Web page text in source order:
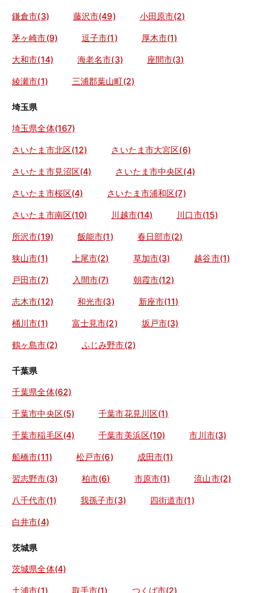
鎌倉市(3) 藤沢市(49) 小田原市(2)
茅ヶ崎市(9) 逗子市(1) 厚木市(1)
大和市(14) 海老名市(3) 座間市(3)
綾瀬市(1) 三浦郡葉山町(2)
埼玉県
埼玉県全体(167)
さいたま市北区(12) さいたま市大宮区(6)
さいたま市見沼区(4) さいたま市中央区(4)
さいたま市桜区(4) さいたま市浦和区(7)
さいたま市南区(10) 川越市(14) 川口市(15)
所沢市(19) 飯能市(1) 春日部市(2)
狭山市(1) 上尾市(2) 草加市(3) 越谷市(1)
戸田市(7) 入間市(7) 朝霞市(12)
志木市(12) 和光市(3) 新座市(11)
桶川市(1) 富士見市(2) 坂戸市(3)
鶴ヶ島市(2) ふじみ野市(2)
千葉県
千葉県全体(62)
千葉市中央区(5) 千葉市花見川区(1)
千葉市稲毛区(4) 千葉市美浜区(10) 市川市(3)
船橋市(11) 松戸市(6) 成田市(1)
習志野市(3) 柏市(6) 市原市(1) 流山市(2)
八千代市(1) 我孫子市(3) 四街道市(1)
白井市(4)
茨城県
茨城県全体(4)
土浦市(1) 取手市(1) つくば市(2)